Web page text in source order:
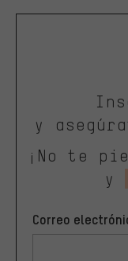
y
¡No te
y
Correo